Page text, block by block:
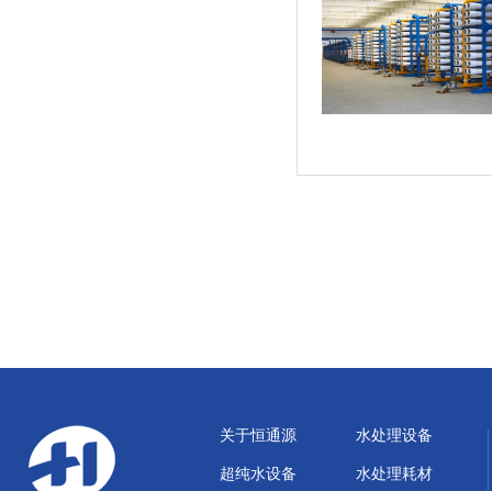
关于恒通源 水处理设备
超纯水设备 水处理耗材